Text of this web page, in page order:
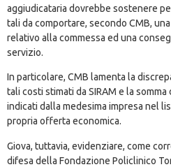
aggiudicataria dovrebbe sostenere
tali da comportare, secondo CMB,
relativo alla commessa ed una
servizio.
In particolare, CMB lamenta la
tali costi stimati da SIRAM e la
indicati dalla medesima impresa nel
propria offerta economica.
Giova, tuttavia, evidenziare, come
difesa della Fondazione Policlinico